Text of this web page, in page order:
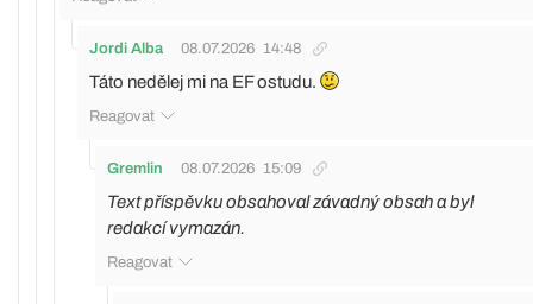
Jordi Alba 08.07.2026 14:48
Táto nedělej mi na EF ostudu.
Reagovat
Gremlin 08.07.2026 15:09
Text příspěvku obsahoval závadný obsah a byl
redakcí vymazán.
Reagovat